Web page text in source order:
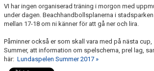
KONTAKT
RIKTLINJER
VI har ingen organiserad träning i morgon med
under dagen. Beachhandbollsplanerna i
mellan 17-18 om ni känner för att gå ner och lira.
Påminner också er som skall vara med på nästa
Summer, att information om spelschema, prel lag,
här: Lundaspelen Summer 2017 »